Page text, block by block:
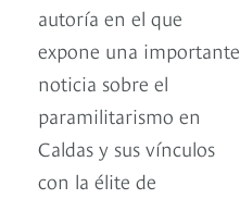
autoría en el que
expone una importante
noticia sobre el
paramilitarismo en
Caldas y sus vínculos
con la élite de